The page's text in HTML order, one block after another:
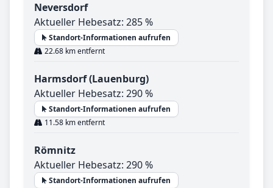
Neversdorf
Aktueller Hebesatz: 285 %
Standort-Informationen aufrufen
22.68 km entfernt
Harmsdorf (Lauenburg)
Aktueller Hebesatz: 290 %
Standort-Informationen aufrufen
11.58 km entfernt
Römnitz
Aktueller Hebesatz: 290 %
Standort-Informationen aufrufen